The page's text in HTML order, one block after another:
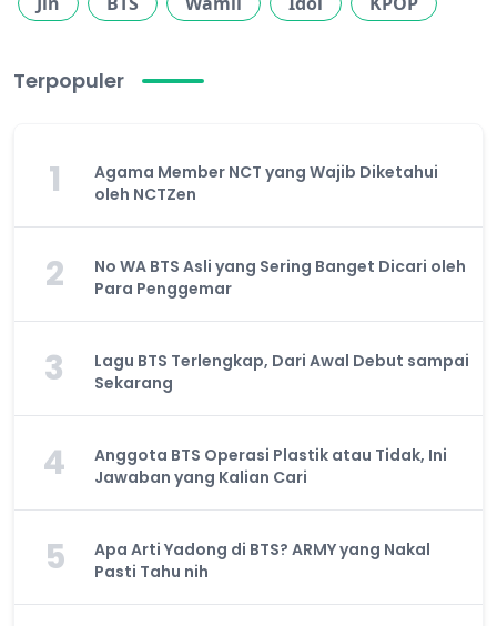
Terpopuler
1
Agama Member NCT yang Wajib Diketahui
oleh NCTZen
2
No WA BTS Asli yang Sering Banget Dicari oleh
Para Penggemar
3
Lagu BTS Terlengkap, Dari Awal Debut sampai
Sekarang
4
Anggota BTS Operasi Plastik atau Tidak, Ini
Jawaban yang Kalian Cari
5
Apa Arti Yadong di BTS? ARMY yang Nakal
Pasti Tahu nih